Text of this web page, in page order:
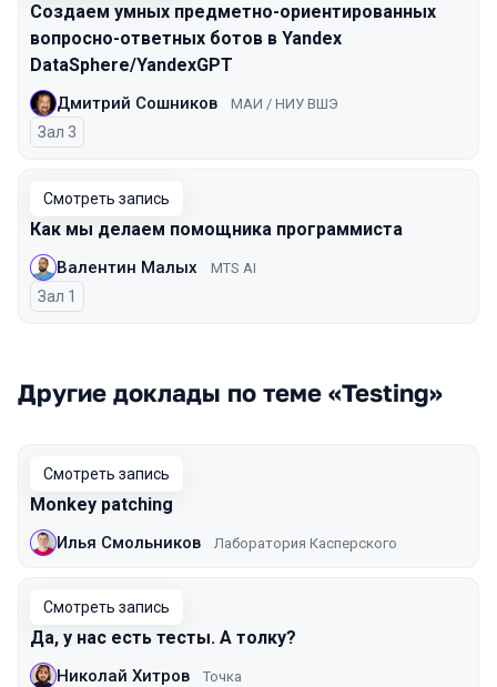
Создаем умных предметно-ориентированных
вопросно-ответных ботов в Yandex
DataSphere/YandexGPT
Дмитрий Сошников МАИ / НИУ ВШЭ
Зал 3
Смотреть запись
Как мы делаем помощника программиста
Валентин Малых MTS AI
Зал 1
Другие доклады по теме «Testing»
Смотреть запись
Monkey patching
Илья Смольников Лаборатория Касперского
Смотреть запись
Да, у нас есть тесты. А толку?
Николай Хитров Точка